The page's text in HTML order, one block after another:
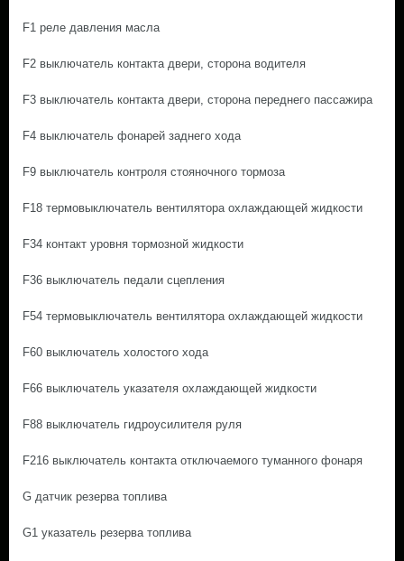
F1 реле давления масла
F2 выключатель контакта двери, сторона водителя
F3 выключатель контакта двери, сторона переднего пассажира
F4 выключатель фонарей заднего хода
F9 выключатель контроля стояночного тормоза
F18 термовыключатель вентилятора охлаждающей жидкости
F34 контакт уровня тормозной жидкости
F36 выключатель педали сцепления
F54 термовыключатель вентилятора охлаждающей жидкости
F60 выключатель холостого хода
F66 выключатель указателя охлаждающей жидкости
F88 выключатель гидроусилителя руля
F216 выключатель контакта отключаемого туманного фонаря
G датчик резерва топлива
G1 указатель резерва топлива